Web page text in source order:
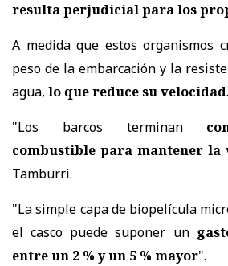
resulta perjudicial para los
A medida que estos organismos
peso de la embarcación y la
agua, lo que reduce su velocidad.
"Los barcos terminan
combustible para mantener la
Tamburri.
"La simple capa de biopelícula
el casco puede suponer un
entre un 2 % y un 5 % mayor".